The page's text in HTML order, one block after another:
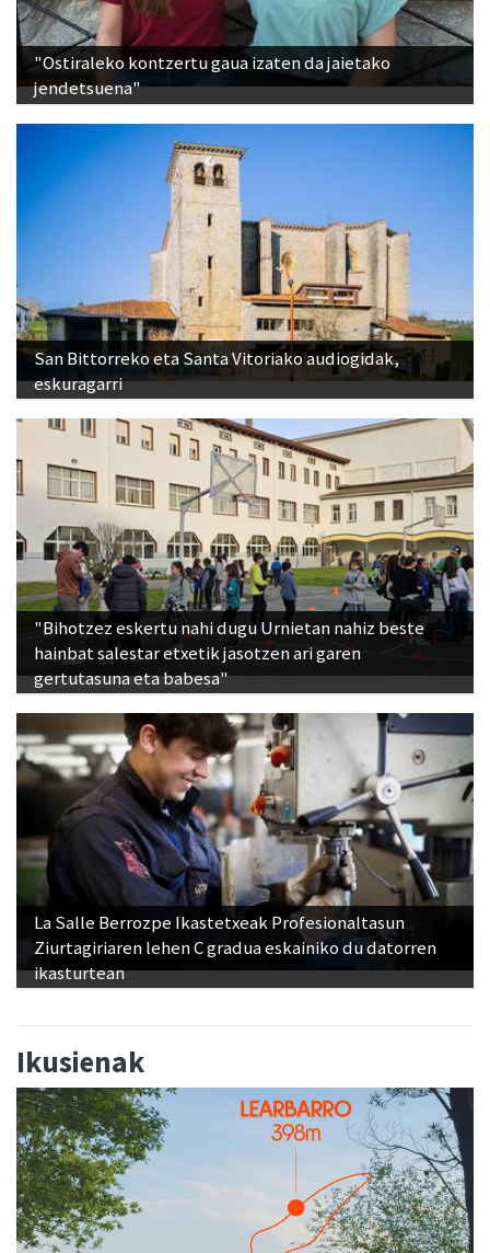
"Ostiraleko kontzertu gaua izaten da jaietako
jendetsuena"
San Bittorreko eta Santa Vitoriako audiogidak,
eskuragarri
"Bihotzez eskertu nahi dugu Urnietan nahiz beste
hainbat salestar etxetik jasotzen ari garen
gertutasuna eta babesa"
La Salle Berrozpe Ikastetxeak Profesionaltasun
Ziurtagiriaren lehen C gradua eskainiko du datorren
ikasturtean
Ikusienak